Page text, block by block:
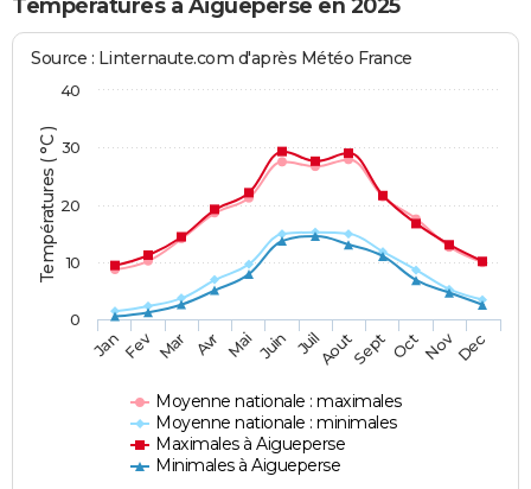
Températures à Aigueperse en 2025
Températures ( °C )
Source : Linternaute.com d'après Météo France
Moyenne nationale : maximales
Moyenne nationale : minimales
Maximales à Aigueperse
Minimales à Aigueperse
JanFev Mar Avr Mai Juin JuilAoutSept OctNovDec
0
10
20
30
40